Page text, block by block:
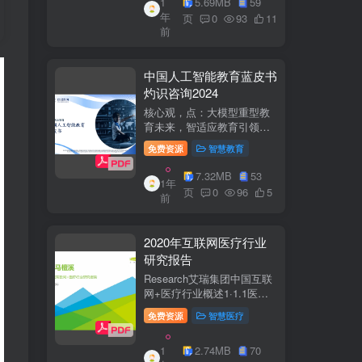
参编綦兵、谷金辉、温庆
福、王丹、岳...
年
前
页
0 93 11
中国人工智能教育蓝皮书
灼识咨询2024
核心观，点：大模型重型教
育未来，智适应教育引领
A+教有新纪元灼识咨询
China inshts Consultancy帆
观：深剂：洞来：失减：全
球故有革新浪湘2学习机妆占
硬件查头智道，应学习机市
免费资源 智慧教育
1年
前
7.32MB
53
页
0 96 5
2020年互联网医疗行业
研究报告
Research艾瑞集团中国互联
网+医疗行业概述1·1.1医疗
行业困境中国互联网+医疗行
业现状2中国互联网+医疗用
户行为洞察3中国互联网+医
疗热门赛道分析4中国互联网
免费资源 智慧医疗
1
2.74MB
70